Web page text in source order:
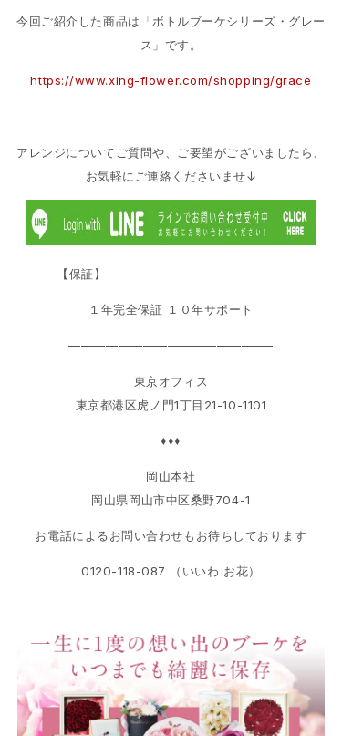
今回ご紹介した商品は「ボトルブーケシリーズ・グレー
ス」です。
https://www.xing-flower.com/shopping/grace
アレンジについてご質問や、ご要望がございましたら、
お気軽にご連絡くださいませ↓
【保証】——————————————-
１年完全保証 １０年サポート
————————————————–
東京オフィス
東京都港区虎ノ門1丁目21-10-1101
♦♦♦
岡山本社
岡山県岡山市中区桑野704-1
お電話によるお問い合わせもお待ちしております
0120-118-087 （いいわ お花）